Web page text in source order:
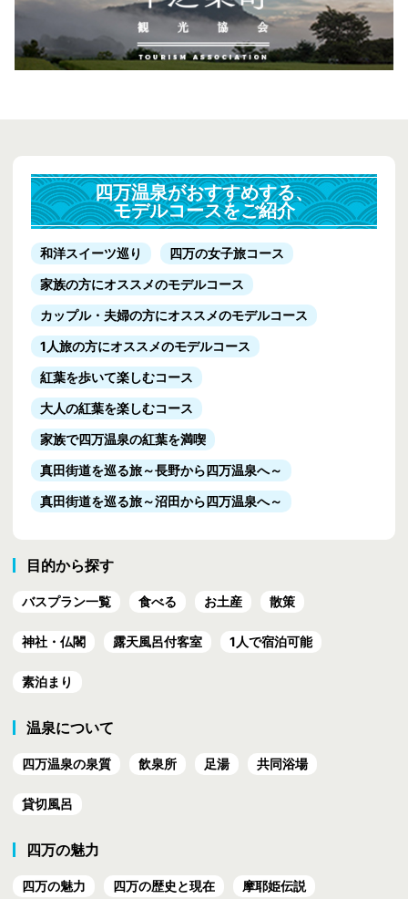
四万温泉がおすすめする、
モデルコースをご紹介
和洋スイーツ巡り
四万の女子旅コース
家族の方にオススメのモデルコース
カップル・夫婦の方にオススメのモデルコース
1人旅の方にオススメのモデルコース
紅葉を歩いて楽しむコース
大人の紅葉を楽しむコース
家族で四万温泉の紅葉を満喫
真田街道を巡る旅～長野から四万温泉へ～
真田街道を巡る旅～沼田から四万温泉へ～
目的から探す
バスプラン一覧 食べる お土産 散策
神社・仏閣 露天風呂付客室 1人で宿泊可能
素泊まり
温泉について
四万温泉の泉質 飲泉所 足湯 共同浴場
貸切風呂
四万の魅力
四万の魅力 四万の歴史と現在 摩耶姫伝説